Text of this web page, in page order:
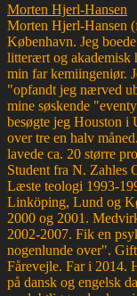
Morten Hjerl-Hansen
Morten Hjerl-Hansen
København. Jeg
litterært og akademisk
min far kemiingeniør.
"opfandt jeg nærved
mine søskende
besøgte jeg Houston i
over tre en halv
lavede ca. 20 større
Student fra N. Zahles
Læste teologi 1993-
Linköping, Lund og
2000 og 2001.
2002-2007. Fik en
nogenlunde over".
Fårevejle. Far i 2014.
på dansk og engelsk